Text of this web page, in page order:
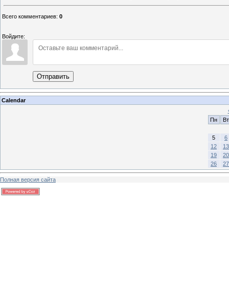
Всего комментариев: 0
Войдите:
Отправить
Calendar
Пн
Вт
5
6
12
13
19
20
26
27
Полная версия сайта